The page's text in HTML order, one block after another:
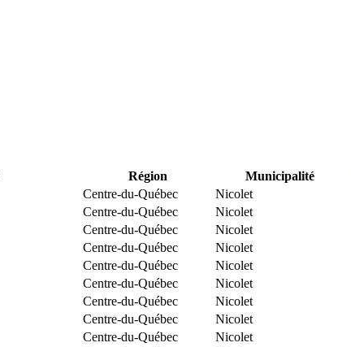
Région Municipalité
Centre-du-Québec
Nicolet
Centre-du-Québec
Nicolet
Centre-du-Québec
Nicolet
Centre-du-Québec
Nicolet
Centre-du-Québec
Nicolet
Centre-du-Québec
Nicolet
Centre-du-Québec
Nicolet
Centre-du-Québec
Nicolet
Centre-du-Québec
Nicolet